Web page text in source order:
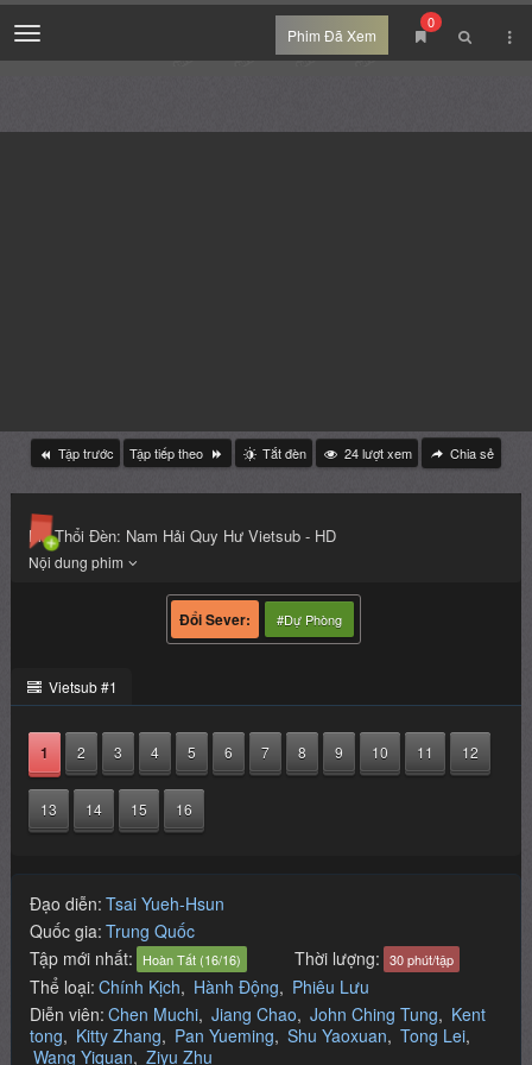
Menu
0
Phim Đã Xem
Tập trước Tập tiếp theo Tắt đèn 24lượt xem Chia sẻ
Ma Thổi Đèn: Nam Hải Quy Hư Vietsub - HD
#Dự Phòng
Vietsub #1
1 2 3 4 5 6 7 8 9 10 11 12
13 14 15 16
Đạo diễn: Tsai Yueh-Hsun
Quốc gia: Trung Quốc
Tập mới nhất:
Hoàn Tất (16/16) Thời lượng: 30 phút/tập
Thể loại: Chính Kịch, Hành Động, Phiêu Lưu
Diễn viên: Chen Muchi Jiang Chao John Ching Tung
Kent
tong
Kitty Zhang Pan Yueming Shu Yaoxuan Tong Lei
Wang Yiquan Ziyu Zhu